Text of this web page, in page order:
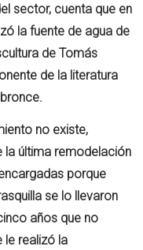
sector, cuenta que en
la fuente de agua de
de Tomás
de la literatura
no existe,
la última remodelación
porque
se lo llevaron
años que no
le realizó la